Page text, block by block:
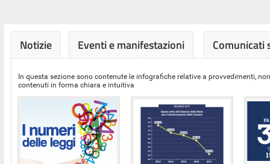
Notizie Eventi e manifestazioni Comunicati
In questa sezione sono contenute le infografiche relative a provvedimenti,
contenuti in forma chiara e intuitiva